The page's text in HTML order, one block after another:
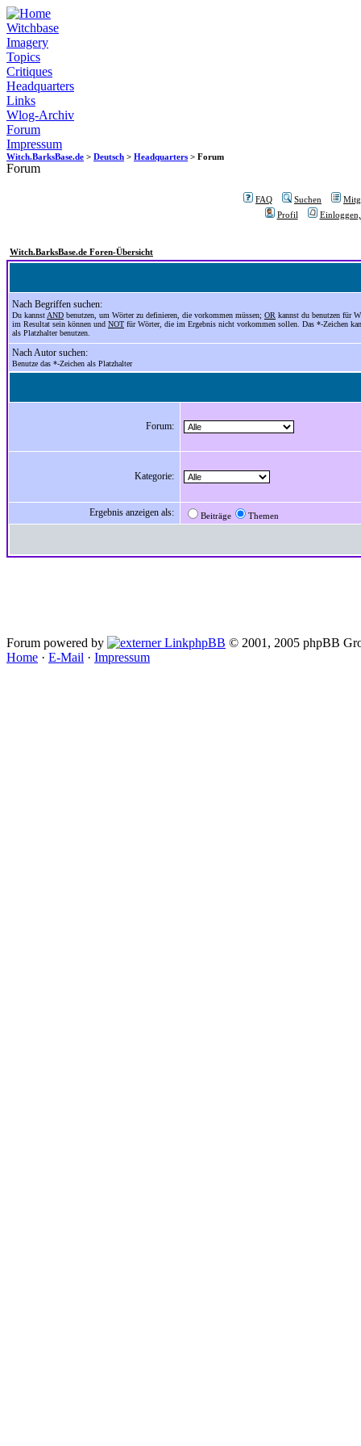
Witchbase
Imagery
Topics
Critiques
Headquarters
Links
Wlog-Archiv
Forum
Impressum
Witch.BarksBase.de > Deutsch > Headquarters > Forum
Forum
FAQ Suchen
Profil
Witch.BarksBase.de Foren-Übersicht
Nach Begriffen suchen:
Du kannst AND benutzen, um Wörter zu definieren, die vorkommen müssen; OR kannst du benutzen für
im Resultat sein können und NOT für Wörter, die im Ergebnis nicht vorkommen sollen. Das *-Zeichen
als Platzhalter benutzen.
Nach Autor suchen:
Benutze das *-Zeichen als Platzhalter
Forum:
Kategorie:
Ergebnis anzeigen als: Beiträge Themen
Forum powered by phpBB © 2001, 2005 phpBB
Home · E-Mail · Impressum